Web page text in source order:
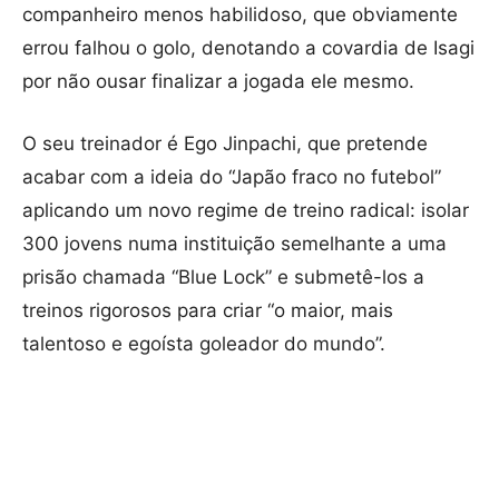
companheiro menos habilidoso, que obviamente
errou falhou o golo, denotando a covardia de Isagi
por não ousar finalizar a jogada ele mesmo.
O seu treinador é Ego Jinpachi, que pretende
acabar com a ideia do “Japão fraco no futebol”
aplicando um novo regime de treino radical: isolar
300 jovens numa instituição semelhante a uma
prisão chamada “Blue Lock” e submetê-los a
treinos rigorosos para criar “o maior, mais
talentoso e egoísta goleador do mundo”.